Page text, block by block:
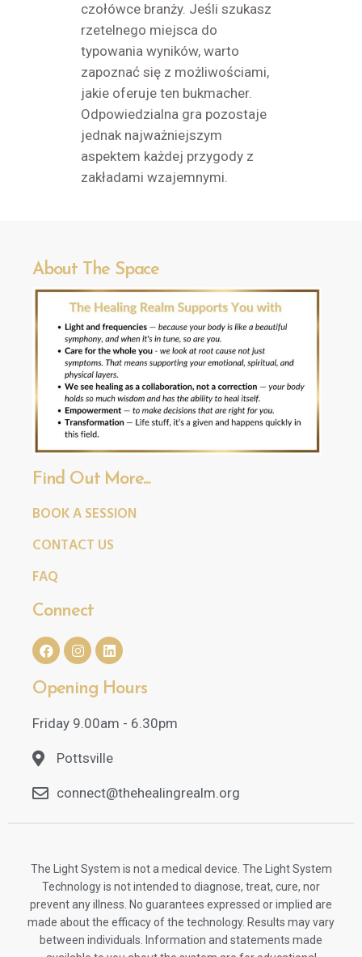
czołówce branży. Jeśli szukasz
rzetelnego miejsca do
typowania wyników, warto
zapoznać się z możliwościami,
jakie oferuje ten bukmacher.
Odpowiedzialna gra pozostaje
jednak najważniejszym
aspektem każdej przygody z
zakładami wzajemnymi.
About The Space
Find Out More...
BOOK A SESSION
CONTACT US
FAQ
Connect
Opening Hours
Friday 9.00am - 6.30pm
Pottsville
connect@thehealingrealm.org
The Light System is not a medical device. The Light System
Technology is not intended to diagnose, treat, cure, nor
prevent any illness. No guarantees expressed or implied are
made about the efficacy of the technology. Results may vary
between individuals. Information and statements made